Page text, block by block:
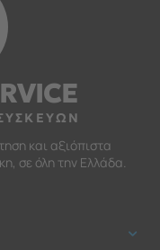
και αξιόπιστα
σε όλη την Ελλάδα.